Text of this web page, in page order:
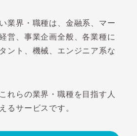
業界・職種は、金融系、マー
営、事業企画全般、各業種に
ント、機械、エンジニア系な
れらの業界・職種を目指す人
るサービスです。